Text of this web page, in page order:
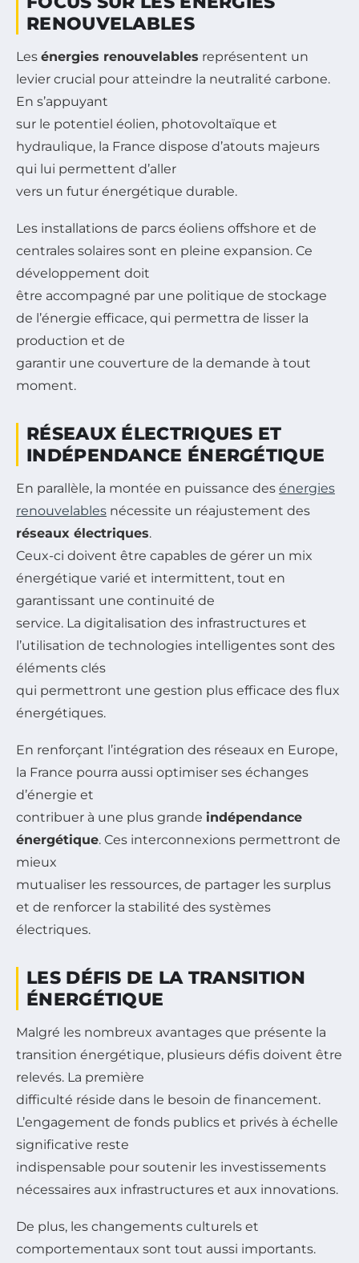
RENOUVELABLES
Les énergies renouvelables représentent un
levier crucial pour atteindre la neutralité carbone.
En s’appuyant
sur le potentiel éolien, photovoltaïque et
hydraulique, la France dispose d’atouts majeurs
qui lui permettent d’aller
vers un futur énergétique durable.
Les installations de parcs éoliens offshore et de
centrales solaires sont en pleine expansion. Ce
développement doit
être accompagné par une politique de stockage
de l’énergie efficace, qui permettra de lisser la
production et de
garantir une couverture de la demande à tout
moment.
RÉSEAUX ÉLECTRIQUES ET
INDÉPENDANCE ÉNERGÉTIQUE
En parallèle, la montée en puissance des énergies
renouvelables nécessite un réajustement des
réseaux électriques.
Ceux-ci doivent être capables de gérer un mix
énergétique varié et intermittent, tout en
garantissant une continuité de
service. La digitalisation des infrastructures et
l’utilisation de technologies intelligentes sont des
éléments clés
qui permettront une gestion plus efficace des flux
énergétiques.
En renforçant l’intégration des réseaux en Europe,
la France pourra aussi optimiser ses échanges
d’énergie et
contribuer à une plus grande indépendance
énergétique. Ces interconnexions permettront de
mieux
mutualiser les ressources, de partager les surplus
et de renforcer la stabilité des systèmes
électriques.
LES DÉFIS DE LA TRANSITION
ÉNERGÉTIQUE
Malgré les nombreux avantages que présente la
transition énergétique, plusieurs défis doivent être
relevés. La première
difficulté réside dans le besoin de financement.
L’engagement de fonds publics et privés à échelle
significative reste
indispensable pour soutenir les investissements
nécessaires aux infrastructures et aux innovations.
De plus, les changements culturels et
comportementaux sont tout aussi importants.